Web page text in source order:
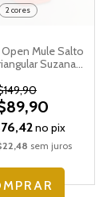
2 cores
Mule Salto
Suzana
no pix
sem juros